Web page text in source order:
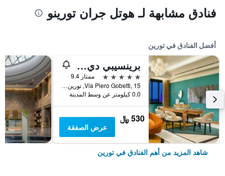
فنادق مشابهة لـ هوتل جران تورينو
أفضل الفنادق في تورين
برينسيبي دي بيمونت || إون إ ٕإبيرينز | بريفيريد هوتلز آند ريزورتس
5 نجوم
ممتاز 9.4
Via Piero Gobetti, 15, تورين, مقاطعة تورينو, إيطاليا
0.0 كيلومتر عن وسط المدينة
530 ﷼
عرض الصفقة
شاهد المزيد من أهم الفنادق في تورين